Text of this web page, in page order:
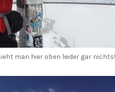
man hier oben leider gar nichts!